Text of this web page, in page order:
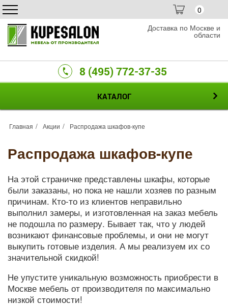
0
Доставка по Москве и
области
8 (495) 772-37-35
КАТАЛОГ
Главная Акции Распродажа шкафов-купе
Распродажа шкафов-купе
На этой страничке представлены шкафы, которые
были заказаны, но пока не нашли хозяев по разным
причинам. Кто-то из клиентов неправильно
выполнил замеры, и изготовленная на заказ мебель
не подошла по размеру. Бывает так, что у людей
возникают финансовые проблемы, и они не могут
выкупить готовые изделия. А мы реализуем их со
значительной скидкой!
Не упустите уникальную возможность приобрести в
Москве мебель от производителя по максимально
низкой стоимости!